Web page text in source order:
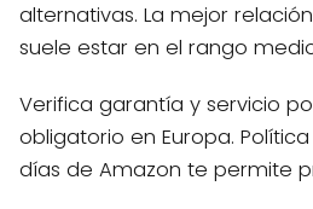
alternativas. La mejor
suele estar en el rango
Verifica garantía y servicio
obligatorio en Europa.
días de Amazon te permite